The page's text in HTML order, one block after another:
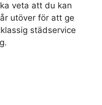
veta att du kan
utöver för att ge
städservice